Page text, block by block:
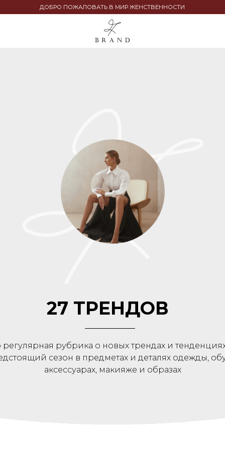
ДОБРО ПОЖАЛОВАТЬ В МИР ЖЕНСТВЕННОСТИ
27 ТРЕНДОВ
регулярная рубрика о новых трендах и
сезон в предметах и деталях одежды,
аксессуарах, макияже и образах